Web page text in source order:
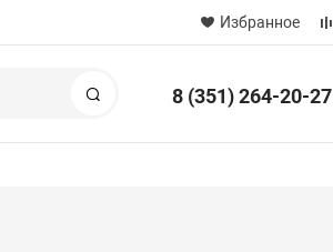
Избранное
8 (351) 264-20-27